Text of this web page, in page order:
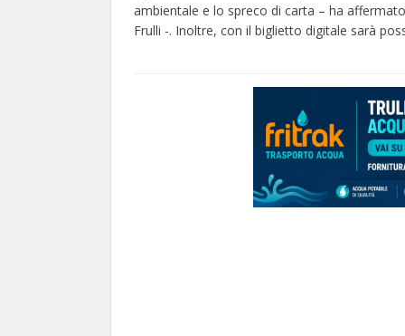
ambientale e lo spreco di carta – ha
Frulli -. Inoltre, con il biglietto digitale sarà